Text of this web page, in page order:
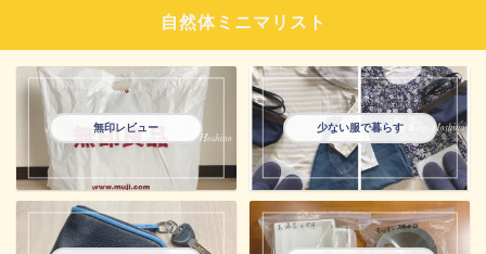
自然体ミニマリスト
無印レビュー 少ない服で暮らす